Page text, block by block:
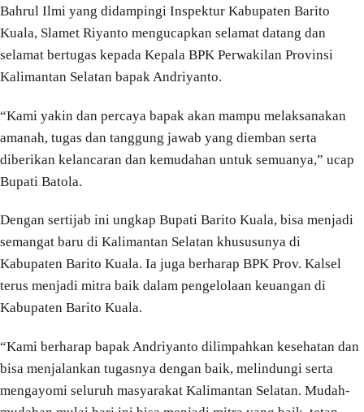
Bahrul Ilmi yang didampingi Inspektur Kabupaten Barito
Kuala, Slamet Riyanto mengucapkan selamat datang dan
selamat bertugas kepada Kepala BPK Perwakilan Provinsi
Kalimantan Selatan bapak Andriyanto.
“Kami yakin dan percaya bapak akan mampu melaksanakan
amanah, tugas dan tanggung jawab yang diemban serta
diberikan kelancaran dan kemudahan untuk semuanya,” ucap
Bupati Batola.
Dengan sertijab ini ungkap Bupati Barito Kuala, bisa menjadi
semangat baru di Kalimantan Selatan khususunya di
Kabupaten Barito Kuala. Ia juga berharap BPK Prov. Kalsel
terus menjadi mitra baik dalam pengelolaan keuangan di
Kabupaten Barito Kuala.
“Kami berharap bapak Andriyanto dilimpahkan kesehatan dan
bisa menjalankan tugasnya dengan baik, melindungi serta
mengayomi seluruh masyarakat Kalimantan Selatan. Mudah-